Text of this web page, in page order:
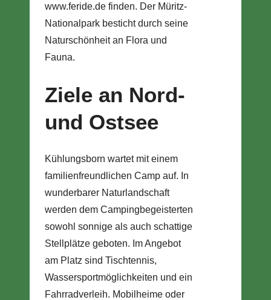
www.feride.de finden. Der Müritz-
Nationalpark besticht durch seine
Naturschönheit an Flora und
Fauna.
Ziele an Nord-
und Ostsee
Kühlungsborn wartet mit einem
familienfreundlichen Camp auf. In
wunderbarer Naturlandschaft
werden dem Campingbegeisterten
sowohl sonnige als auch schattige
Stellplätze geboten. Im Angebot
am Platz sind Tischtennis,
Wassersportmöglichkeiten und ein
Fahrradverleih. Mobilheime oder